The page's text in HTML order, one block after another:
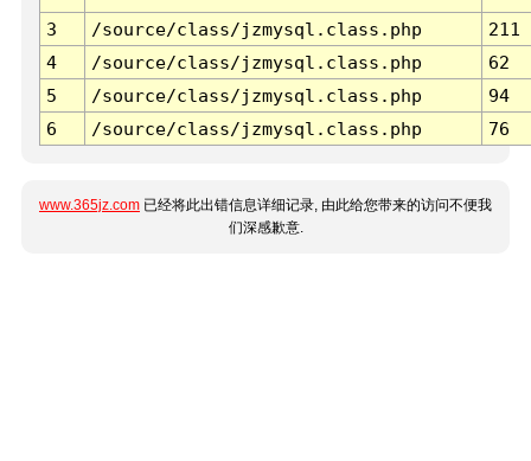
3 /source/class/jzmysql.class.php
211
4
/source/class/jzmysql.class.php
62
5
/source/class/jzmysql.class.php
94
6
/source/class/jzmysql.class.php 76
www.365jz.com 已经将此出错信息详细记录, 由此给您带来的访问不便我
们深感歉意.